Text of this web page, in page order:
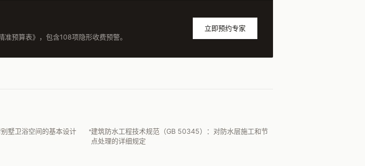
预算表》，包含108项隐形收费预警。
立即预约专家
墅卫浴空间的基本设计
建筑防水工程技术规范（GB 50345）：对防水层施工和节
点处理的详细规定